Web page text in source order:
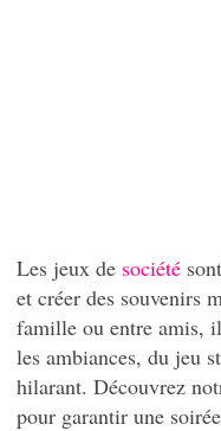
Les jeux de société
et créer des souvenirs
famille ou entre amis,
les ambiances, du jeu
hilarant. Découvrez
pour garantir une